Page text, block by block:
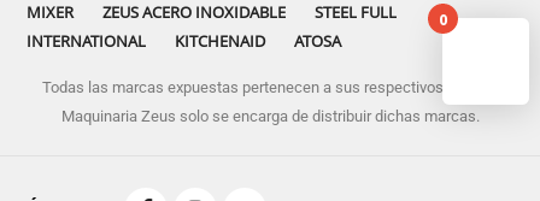
MIXER
ZEUS ACERO INOXIDABLE
STEEL FULL
INTERNATIONAL
KITCHENAID ATOSA
Todas las marcas expuestas pertenecen a sus respectivos dueños
Maquinaria Zeus solo se encarga de distribuir dichas marcas.
0